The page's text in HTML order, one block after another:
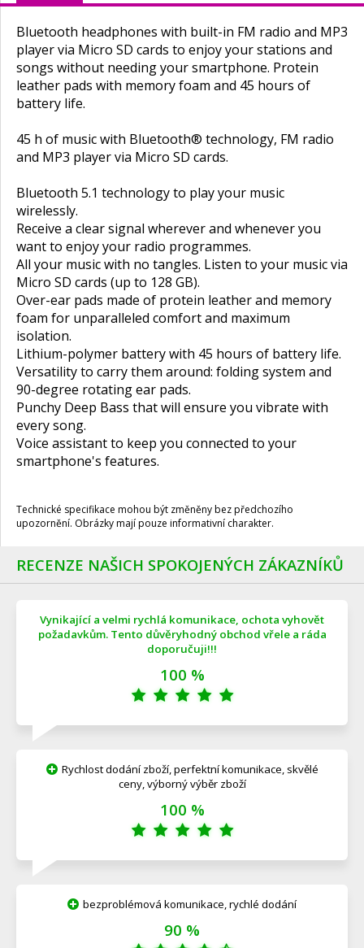
Bluetooth headphones with built-in FM radio and MP3
player via Micro SD cards to enjoy your stations and
songs without needing your smartphone. Protein
leather pads with memory foam and 45 hours of
battery life.
45 h of music with Bluetooth® technology, FM radio
and MP3 player via Micro SD cards.
Bluetooth 5.1 technology to play your music
wirelessly.
Receive a clear signal wherever and whenever you
want to enjoy your radio programmes.
All your music with no tangles. Listen to your music via
Micro SD cards (up to 128 GB).
Over-ear pads made of protein leather and memory
foam for unparalleled comfort and maximum
isolation.
Lithium-polymer battery with 45 hours of battery life.
Versatility to carry them around: folding system and
90-degree rotating ear pads.
Punchy Deep Bass that will ensure you vibrate with
every song.
Voice assistant to keep you connected to your
smartphone's features.
Technické specifikace mohou být změněny bez předchozího
upozornění. Obrázky mají pouze informativní charakter.
RECENZE NAŠICH SPOKOJENÝCH ZÁKAZNÍKŮ
Vynikající a velmi rychlá komunikace, ochota vyhovět
požadavkům. Tento důvěryhodný obchod vřele a ráda
doporučuji!!!
100 %
Rychlost dodání zboží, perfektní komunikace, skvělé
ceny, výborný výběr zboží
100 %
bezproblémová komunikace, rychlé dodání
90 %